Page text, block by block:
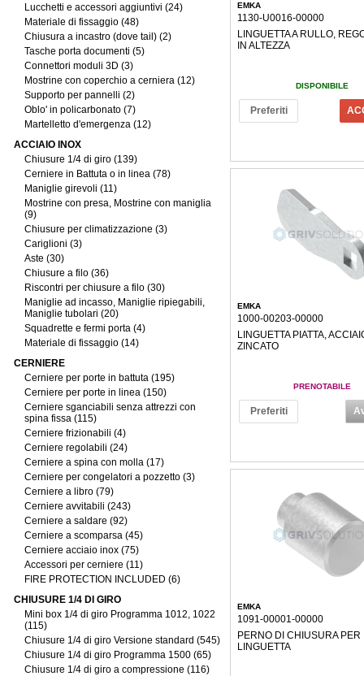
Lucchetti e accessori aggiuntivi (24)
Materiale di fissaggio (48)
Chiusura a incastro (dove tail) (2)
Tasche porta documenti (5)
Connettori moduli 3D (3)
Mostrine con coperchio a cerniera (12)
Supporto per pannelli (2)
Oblo' in policarbonato (7)
Martelletto d'emergenza (12)
ACCIAIO INOX
Chiusure 1/4 di giro (139)
Cerniere in Battuta o in linea (78)
Maniglie girevoli (11)
Mostrine con presa, Mostrine con maniglia
(9)
Chiusure per climatizzazione (3)
Cariglioni (3)
Aste (30)
Chiusure a filo (36)
Riscontri per chiusure a filo (30)
Maniglie ad incasso, Maniglie ripiegabili,
Maniglie tubolari (20)
Squadrette e fermi porta (4)
Materiale di fissaggio (14)
CERNIERE
Cerniere per porte in battuta (195)
Cerniere per porte in linea (150)
Cerniere sganciabili senza attrezzi con
spina fissa (115)
Cerniere frizionabili (4)
Cerniere regolabili (24)
Cerniere a spina con molla (17)
Cerniere per congelatori a pozzetto (3)
Cerniere a libro (79)
Cerniere avvitabili (243)
Cerniere a saldare (92)
Cerniere a scomparsa (45)
Cerniere acciaio inox (75)
Accessori per cerniere (11)
FIRE PROTECTION INCLUDED (6)
CHIUSURE 1/4 DI GIRO
Mini box 1/4 di giro Programma 1012, 1022
(115)
Chiusure 1/4 di giro Versione standard (545)
Chiusure 1/4 di giro Programma 1500 (65)
Chiusure 1/4 di giro a compressione (116)
EMKA
1130-U0016-00000
LINGUETTA A RULLO,
IN ALTEZZA
DISPONIBILE
Preferiti
EMKA
1000-00203-00000
LINGUETTA PIATTA,
ZINCATO
PRENOTABILE
Preferiti
EMKA
1091-00001-00000
PERNO DI CHIUSURA PER
LINGUETTA